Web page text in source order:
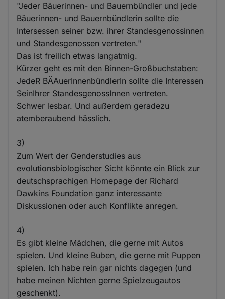
"Jeder Bäuerinnen- und Bauernbündler und jede
Bäuerinnen- und Bauernbündlerin sollte die
Intersessen seiner bzw. ihrer Standesgenossinnen
und Standesgenossen vertreten."
Das ist freilich etwas langatmig.
Kürzer geht es mit den Binnen-Großbuchstaben:
JedeR BÄAuerInnenbündlerIn sollte die Interessen
SeinIhrer StandesgenossInnen vertreten.
Schwer lesbar. Und außerdem geradezu
atemberaubend hässlich.
3)
Zum Wert der Genderstudies aus
evolutionsbiologischer Sicht könnte ein Blick zur
deutschsprachigen Homepage der Richard
Dawkins Foundation ganz interessante
Diskussionen oder auch Konflikte anregen.
4)
Es gibt kleine Mädchen, die gerne mit Autos
spielen. Und kleine Buben, die gerne mit Puppen
spielen. Ich habe rein gar nichts dagegen (und
habe meinen Nichten gerne Spielzeugautos
geschenkt).